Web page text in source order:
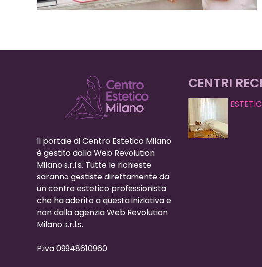
Il portale di Centro Estetico Milano
è gestito dalla Web Revolution
Milano s.r.l.s. Tutte le richieste
saranno gestiste direttamente da
un centro estetico professionista
che ha aderito a questa iniziativa e
non dalla agenzia Web Revolution
Milano s.r.l.s.
P.iva 09948610960
CENTRI